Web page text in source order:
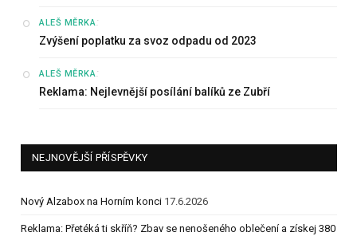
ALEŠ MĚRKA:
Zvýšení poplatku za svoz odpadu od 2023
ALEŠ MĚRKA:
Reklama: Nejlevnější posílání balíků ze Zubří
NEJNOVĚJŠÍ PŘÍSPĚVKY
Nový Alzabox na Horním konci 17.6.2026
Reklama: Přetéká ti skříň? Zbav se nenošeného oblečení a získej 380